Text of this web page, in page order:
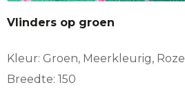
Vlinders op groen
Kleur: Groen, Meerkleurig, Roze
Breedte: 150